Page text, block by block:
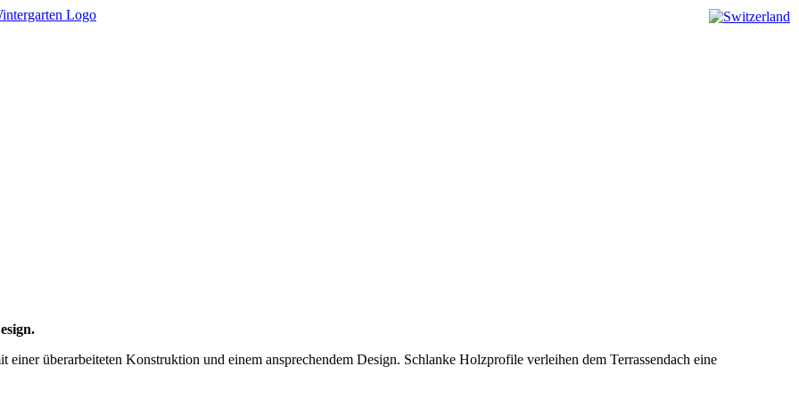
überarbeiteten Konstruktion und einem ansprechendem Design. Schlanke Holzprofile verleihen dem Terrassendach eine